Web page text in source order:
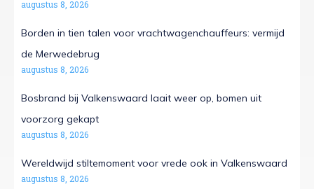
augustus 8, 2026
Borden in tien talen voor vrachtwagenchauffeurs: vermijd
de Merwedebrug
augustus 8, 2026
Bosbrand bij Valkenswaard laait weer op, bomen uit
voorzorg gekapt
augustus 8, 2026
Wereldwijd stiltemoment voor vrede ook in Valkenswaard
augustus 8, 2026